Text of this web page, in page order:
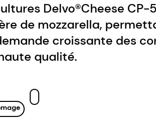
Delvo®Cheese
de mozzarella,
croissante des
qualité.